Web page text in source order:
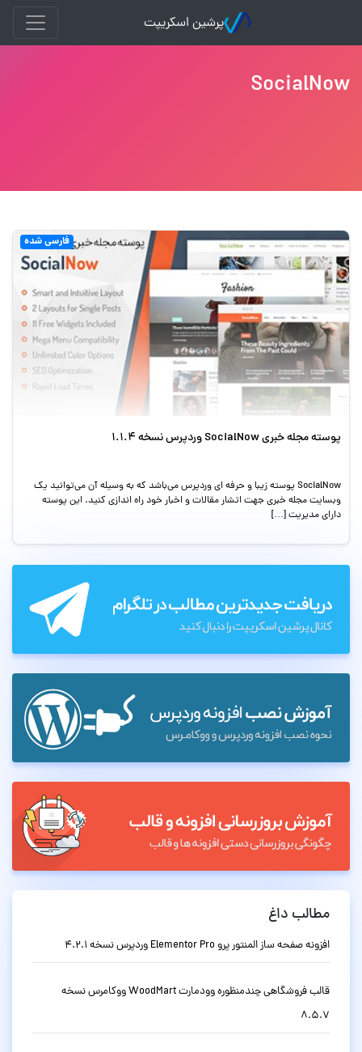
پرشین اسکریپت
SocialNow
فارسی شده
پوسته مجله خبری SocialNow وردپرس نسخه 1.1.4
SocialNow پوسته زیبا و حرفه ای وردپرس می‌باشد که به وسیله آن می‌توانید یک
وبسایت مجله خبری جهت اتشار مقالات و اخبار خود راه اندازی کنید. این پوسته
دارای مدیریت […]
مطالب داغ
افزونه صفحه ساز المنتور پرو Elementor Pro وردپرس نسخه 4.2.1
قالب فروشگاهی چندمنظوره وودمارت WoodMart ووکامرس نسخه
8.5.7